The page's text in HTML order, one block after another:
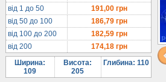
Під біжутерію
Гірки та подіуми
Під косметику
Під солодке
Для хот-догів
від 1 до 50
191,00грн
від 50 до 100
186,79грн
від 100 до 200
182,59грн
від 200
174,18грн
Ширина:
109
Висота:
205
Глибина: 110